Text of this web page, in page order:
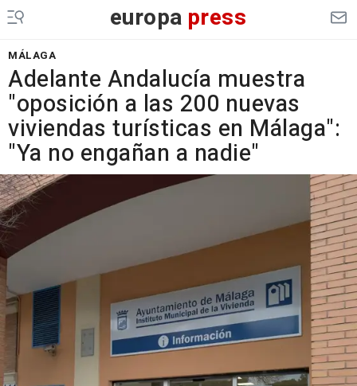
europa press
MÁLAGA
Adelante Andalucía muestra
"oposición a las 200 nuevas
viviendas turísticas en Málaga":
"Ya no engañan a nadie"